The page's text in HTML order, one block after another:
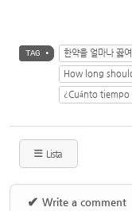
TAG • 한약을 얼마나 끓
How long
¿Cuánto tiempo
Lista
✔ Write a comment